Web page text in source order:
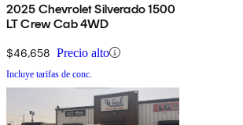
2025 Chevrolet Silverado 1500
LT Crew Cab 4WD
$46,658 Precio alto
Incluye tarifas de conc.